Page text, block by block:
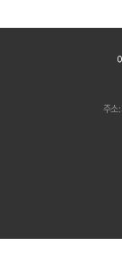
주소